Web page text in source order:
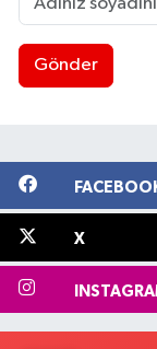
Gönder
X